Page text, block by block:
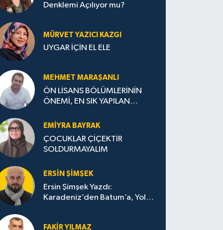
Denklemi Açılıyor mu?
MÜRVET YAZICI KAZGI
UYGAR İÇİN EL ELE
MEHMET MARAŞANLI
ÖN LİSANS BÖLÜMLERİNİN
ÖNEMİ, EN SIK YAPILAN
STRATEJİLERİ
EMIYRA BAYRAK
ÇOCUKLAR ÇİÇEKTİR
SOLDURMAYALIM
ERSIN ŞIMŞEK
Ersin Şimşek Yazdı:
Karadeniz’den Batum’a, Yolun
FAKIR YILMAZ